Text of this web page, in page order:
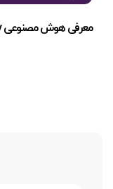
معرفی هوش مصنوعی Bixby + بررسی 6 قابلیت آن